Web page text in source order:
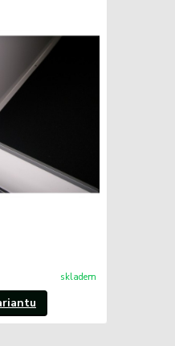
skladem